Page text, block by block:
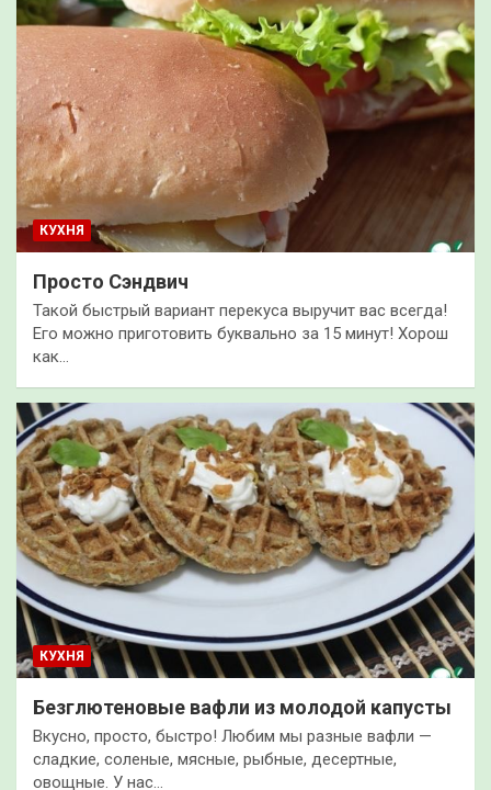
КУХНЯ
Просто Сэндвич
Такой быстрый вариант перекуса выручит вас всегда!
Его можно приготовить буквально за 15 минут! Хорош
как…
КУХНЯ
Безглютеновые вафли из молодой капусты
Вкусно, просто, быстро! Любим мы разные вафли —
сладкие, соленые, мясные, рыбные, десертные,
овощные. У нас…